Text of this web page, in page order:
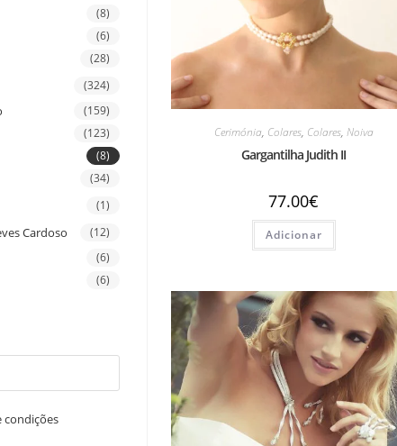
Cerimónia, Colares, Colares, Noiva
Gargantilha Judith II
77.00€
Adicionar
(8)
(6)
(28)
(324)
(159)
(123)
(8)
(34)
(1)
Cardoso (12)
(6)
(6)
condições